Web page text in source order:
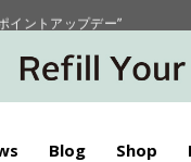
イントアップデー”
配送に関しまして
イントアップデー”
Blog Shop